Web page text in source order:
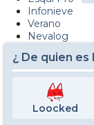
Infonieve
Verano
Nevalog
¿ De quien es
Loocked